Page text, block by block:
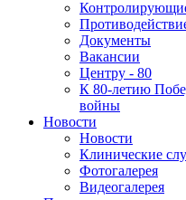
Документы
Вакансии
Центру - 80
К 80-летию
войны
Новости
Новости
Клинические
Фотогалерея
Видеогалерея